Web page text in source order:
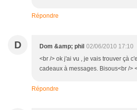
Répondre
D Dom &amp; phil 02/06/2010 17:10
<br /> ok j'ai vu , je vais trouver çà
cadeaux à messages. Bisous<br />
Répondre